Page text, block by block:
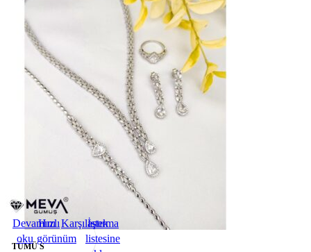
TÜMÜ S
Devamını
oku
Hızlı
görünüm
Karşılaştırma
İstek
listesine